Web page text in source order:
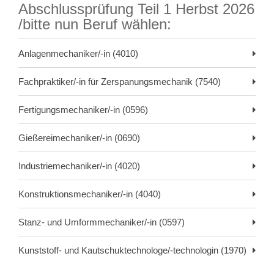
Abschlussprüfung Teil 1 Herbst 2026
/bitte nun Beruf wählen:
Anlagenmechaniker/-in (4010)
Fachpraktiker/-in für Zerspanungsmechanik (7540)
Fertigungsmechaniker/-in (0596)
Gießereimechaniker/-in (0690)
Industriemechaniker/-in (4020)
Konstruktionsmechaniker/-in (4040)
Stanz- und Umformmechaniker/-in (0597)
Kunststoff- und Kautschuktechnologe/-technologin (1970)